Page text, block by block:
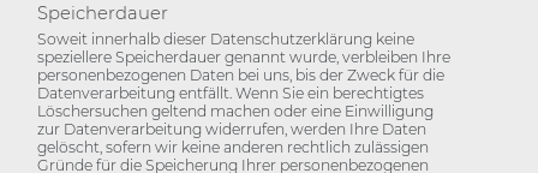
Speicherdauer
Soweit innerhalb dieser Datenschutzerklärung keine
speziellere Speicherdauer genannt wurde, verbleiben Ihre
personenbezogenen Daten bei uns, bis der Zweck für die
Datenverarbeitung entfällt. Wenn Sie ein berechtigtes
Löschersuchen geltend machen oder eine Einwilligung
zur Datenverarbeitung widerrufen, werden Ihre Daten
gelöscht, sofern wir keine anderen rechtlich zulässigen
Gründe für die Speicherung Ihrer personenbezogenen